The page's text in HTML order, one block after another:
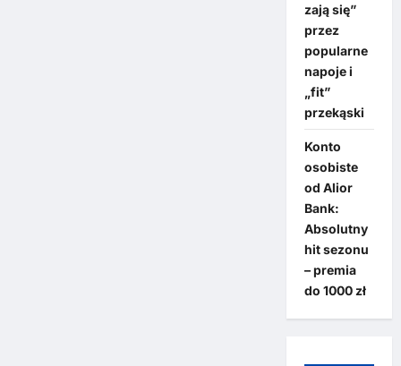
zają się”
przez
popularne
napoje i
„fit”
przekąski
Konto
osobiste
od Alior
Bank:
Absolutny
hit sezonu
– premia
do 1000 zł